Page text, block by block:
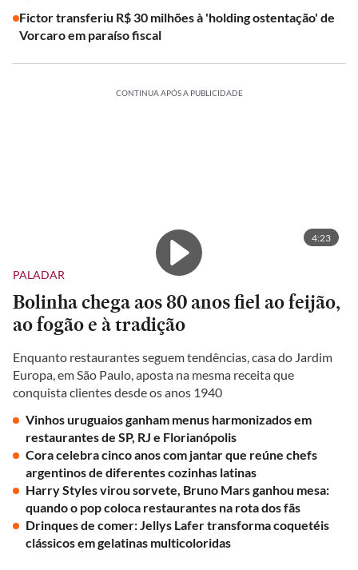
Fictor transferiu R$ 30 milhões à 'holding ostentação' de
Vorcaro em paraíso fiscal
CONTINUA APÓS A PUBLICIDADE
4:23
PALADAR
Bolinha chega aos 80 anos fiel ao feijão,
ao fogão e à tradição
Enquanto restaurantes seguem tendências, casa do Jardim
Europa, em São Paulo, aposta na mesma receita que
conquista clientes desde os anos 1940
Vinhos uruguaios ganham menus harmonizados em
restaurantes de SP, RJ e Florianópolis
Cora celebra cinco anos com jantar que reúne chefs
argentinos de diferentes cozinhas latinas
Harry Styles virou sorvete, Bruno Mars ganhou mesa:
quando o pop coloca restaurantes na rota dos fãs
Drinques de comer: Jellys Lafer transforma coquetéis
clássicos em gelatinas multicoloridas